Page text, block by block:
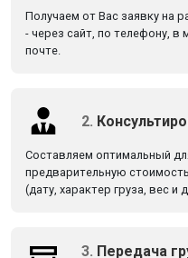
Получаем от Вас заявку на
- через сайт, по телефону, в
почте.
2.
Составляем оптимальный
предварительную
(дату, характер груза, вес и
3. Передача